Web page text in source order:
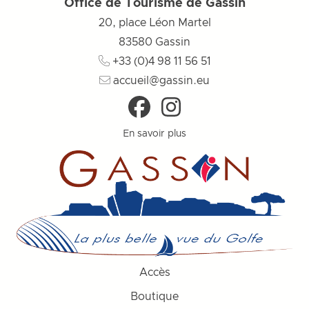
Office de Tourisme de Gassin
20, place Léon Martel
83580 Gassin
+33 (0)4 98 11 56 51
accueil@gassin.eu
En savoir plus
Accès
Boutique